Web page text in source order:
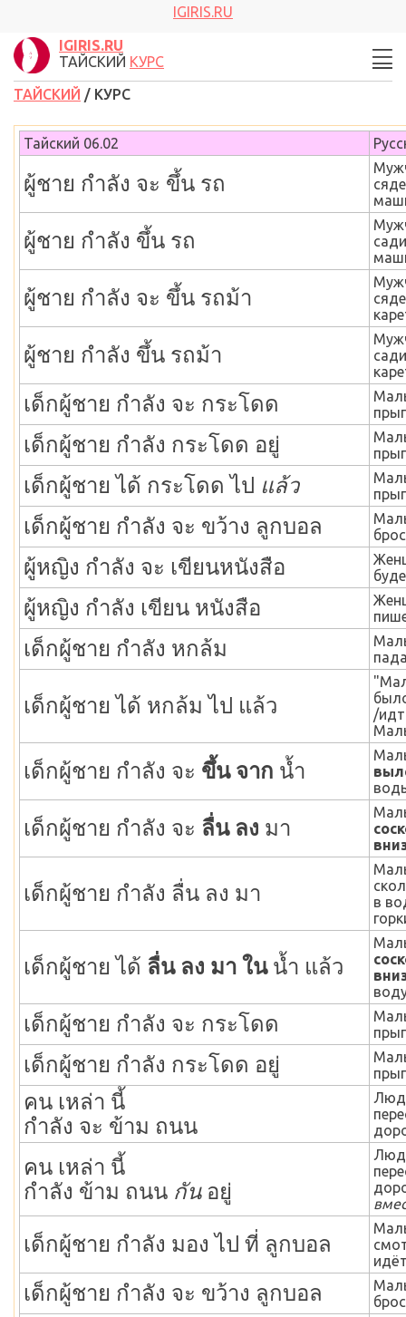
IGIRIS.RU
IGIRIS.RU
ТАЙСКИЙ КУРС
ТАЙСКИЙ / КУРС
Тайский 06.02
ผู้ชาย กำลัง จะ ขึ้น รถ
ผู้ชาย กำลัง ขึ้น รถ
ผู้ชาย กำลัง จะ ขึ้น รถม้า
ผู้ชาย กำลัง ขึ้น รถม้า
เด็กผู้ชาย กำลัง จะ กระโดด
เด็กผู้ชาย กำลัง กระโดด อยู่
เด็กผู้ชาย ได้ กระโดด ไป แล้ว
เด็กผู้ชาย กำลัง จะ ขว้าง ลูกบอล
ผู้หญิง กำลัง จะ เขียนหนังสือ
ผู้หญิง กำลัง เขียน หนังสือ
เด็กผู้ชาย กำลัง หกล้ม
เด็กผู้ชาย ได้ หกล้ม ไป แล้ว
/
เด็กผู้ชาย กำลัง จะ ขึ้น จาก น้ำ
เด็กผู้ชาย กำลัง จะ ลื่น ลง มา
เด็กผู้ชาย กำลัง ลื่น ลง มา
в
เด็กผู้ชาย ได้ ลื่น ลง มา ใน น้ำ แล้ว
เด็กผู้ชาย กำลัง จะ กระโดด
เด็กผู้ชาย กำลัง กระโดด อยู่
คน เหล่า นี้
กำลัง จะ ข้าม ถนน
คน เหล่า นี้
กำลัง ข้าม ถนน กัน อยู่
เด็กผู้ชาย กำลัง มอง ไป ที่ ลูกบอล
เด็กผู้ชาย กำลัง จะ ขว้าง ลูกบอล